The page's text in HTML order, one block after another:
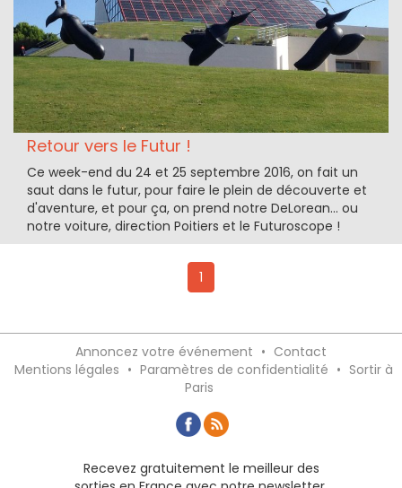
Retour vers le Futur !
Ce week-end du 24 et 25 septembre 2016, on fait un
saut dans le futur, pour faire le plein de découverte et
d'aventure, et pour ça, on prend notre DeLorean... ou
notre voiture, direction Poitiers et le Futuroscope !
1
Annoncez votre événement • Contact
Mentions légales • Paramètres de confidentialité • Sortir à
Paris
Recevez gratuitement le meilleur des